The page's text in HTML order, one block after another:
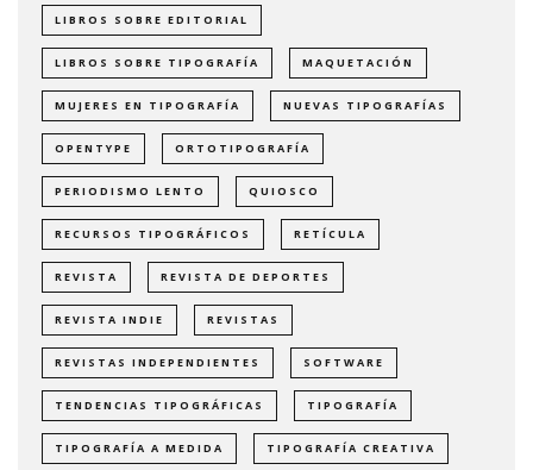
LIBROS SOBRE EDITORIAL
LIBROS SOBRE TIPOGRAFÍA MAQUETACIÓN
MUJERES EN TIPOGRAFÍA NUEVAS TIPOGRAFÍAS
OPENTYPE ORTOTIPOGRAFÍA
PERIODISMO LENTO QUIOSCO
RECURSOS TIPOGRÁFICOS RETÍCULA
REVISTA REVISTA DE DEPORTES
REVISTA INDIE REVISTAS
REVISTAS INDEPENDIENTES SOFTWARE
TENDENCIAS TIPOGRÁFICAS TIPOGRAFÍA
TIPOGRAFÍA A MEDIDA TIPOGRAFÍA CREATIVA